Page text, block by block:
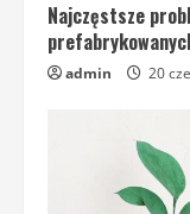
Najczęstsze
admin 20